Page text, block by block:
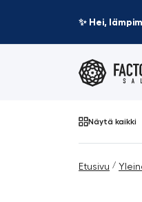
✨ Hei,
Näytä kaikki
Etusivu /